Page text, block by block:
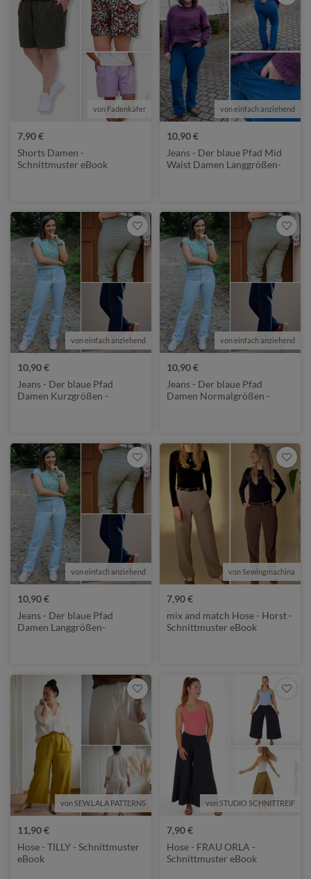
von Fadenkäfer
7,90 €
Shorts Damen -
Schnittmuster eBook
von einfach anziehend
10,90 €
Jeans - Der blaue Pfad Mid
Waist Damen Langgrößen-
von einfach anziehend
10,90 €
Jeans - Der blaue Pfad
Damen Kurzgrößen -
von einfach anziehend
10,90 €
Jeans - Der blaue Pfad
Damen Normalgrößen -
von einfach anziehend
10,90 €
Jeans - Der blaue Pfad
Damen Langgrößen-
von Sewingmachina
7,90 €
mix and match Hose - Horst -
Schnittmuster eBook
von SEW.LALA PATTERNS
11,90 €
Hose - TILLY - Schnittmuster
eBook
von STUDIO SCHNITTREIF
7,90 €
Hose - FRAU ORLA -
Schnittmuster eBook